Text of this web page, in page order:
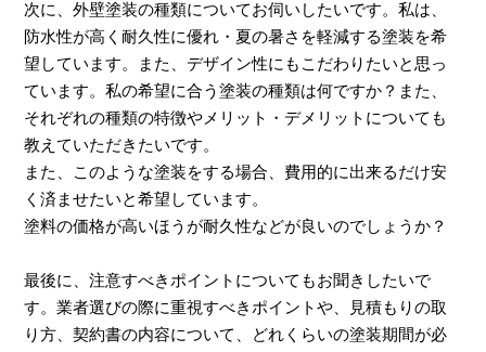
次に、外壁塗装の種類についてお伺いしたいです。私は、
防水性が高く耐久性に優れ・夏の暑さを軽減する塗装を希
望しています。また、デザイン性にもこだわりたいと思っ
ています。私の希望に合う塗装の種類は何ですか？また、
それぞれの種類の特徴やメリット・デメリットについても
教えていただきたいです。
また、このような塗装をする場合、費用的に出来るだけ安
く済ませたいと希望しています。
塗料の価格が高いほうが耐久性などが良いのでしょうか？
最後に、注意すべきポイントについてもお聞きしたいで
す。業者選びの際に重視すべきポイントや、見積もりの取
り方、契約書の内容について、どれくらいの塗装期間が必